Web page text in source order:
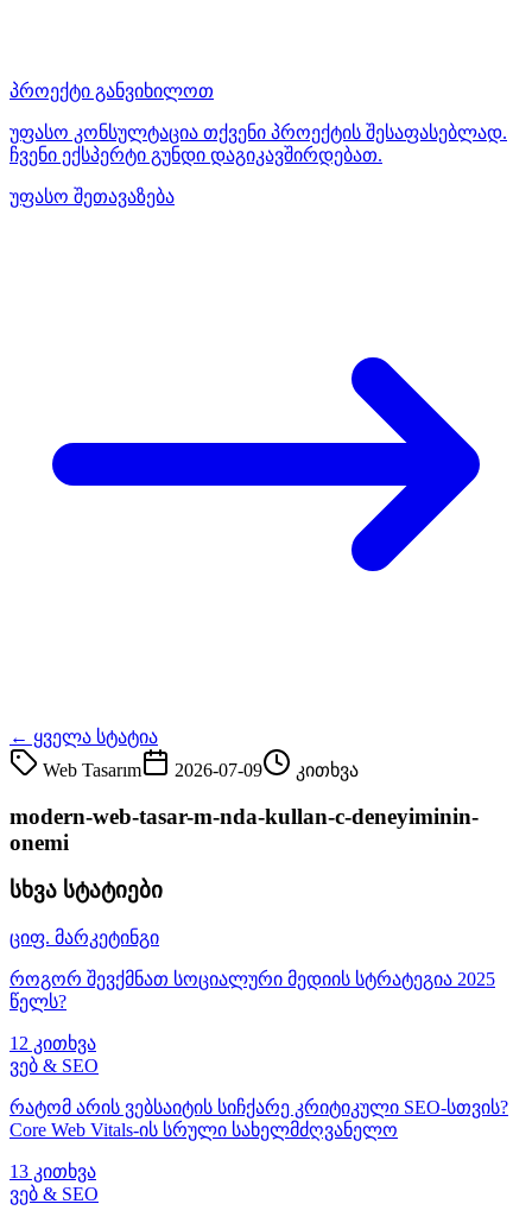
პროექტი განვიხილოთ
უფასო კონსულტაცია თქვენი პროექტის შესაფასებლად.
ჩვენი ექსპერტი გუნდი დაგიკავშირდებათ.
უფასო შეთავაზება
← ყველა სტატია
Web Tasarım
2026-07-09 კითხვა
modern-web-tasar-m-nda-kullan-c-deneyiminin-
onemi
სხვა სტატიები
ციფ. მარკეტინგი
როგორ შევქმნათ სოციალური მედიის სტრატეგია 2025
წელს?
12 კითხვა
ვებ & SEO
რატომ არის ვებსაიტის სიჩქარე კრიტიკული SEO-სთვის?
Core Web Vitals-ის სრული სახელმძღვანელო
13 კითხვა
ვებ & SEO